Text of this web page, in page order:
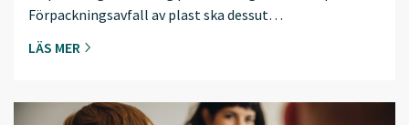
Förpackningsavfall av plast ska dessut…
LÄS MER